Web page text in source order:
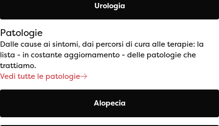
Urologia
Patologie
Dalle cause ai sintomi, dai percorsi di cura alle terapie: la
lista - in costante aggiornamento - delle patologie che
trattiamo.
Vedi tutte le patologie
Alopecia